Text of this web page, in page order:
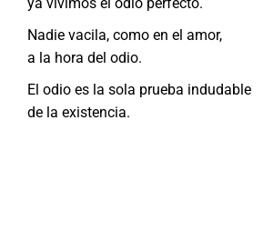
Nadie vacila, como en el amor,
a la hora del odio.
El odio es la sola prueba indudable
de la existencia.